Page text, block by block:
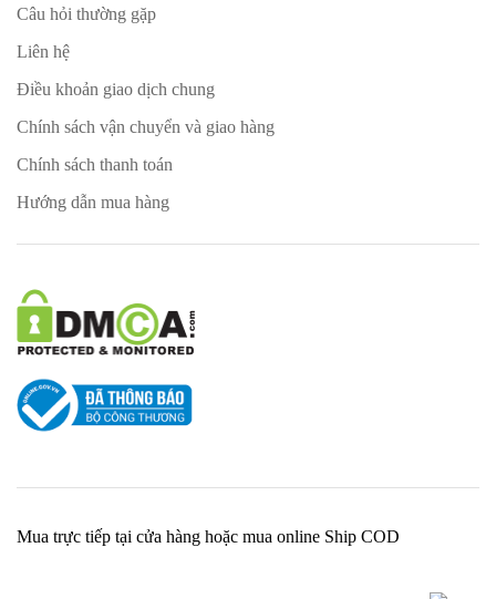
Câu hỏi thường gặp
Liên hệ
Điều khoản giao dịch chung
Chính sách vận chuyển và giao hàng
Chính sách thanh toán
Hướng dẫn mua hàng
Mua trực tiếp tại cửa hàng hoặc mua online Ship COD